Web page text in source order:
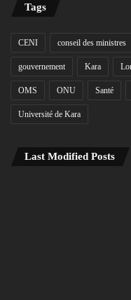
Tags
CENI conseil des ministres
gouvernement Kara
OMS ONU Santé
Université de Kara
Last Modified Posts